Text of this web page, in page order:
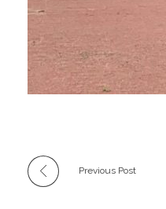
Previous Post